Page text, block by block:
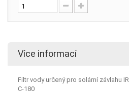
Více informací
Filtr vody určený pro solární závlahu
C-180